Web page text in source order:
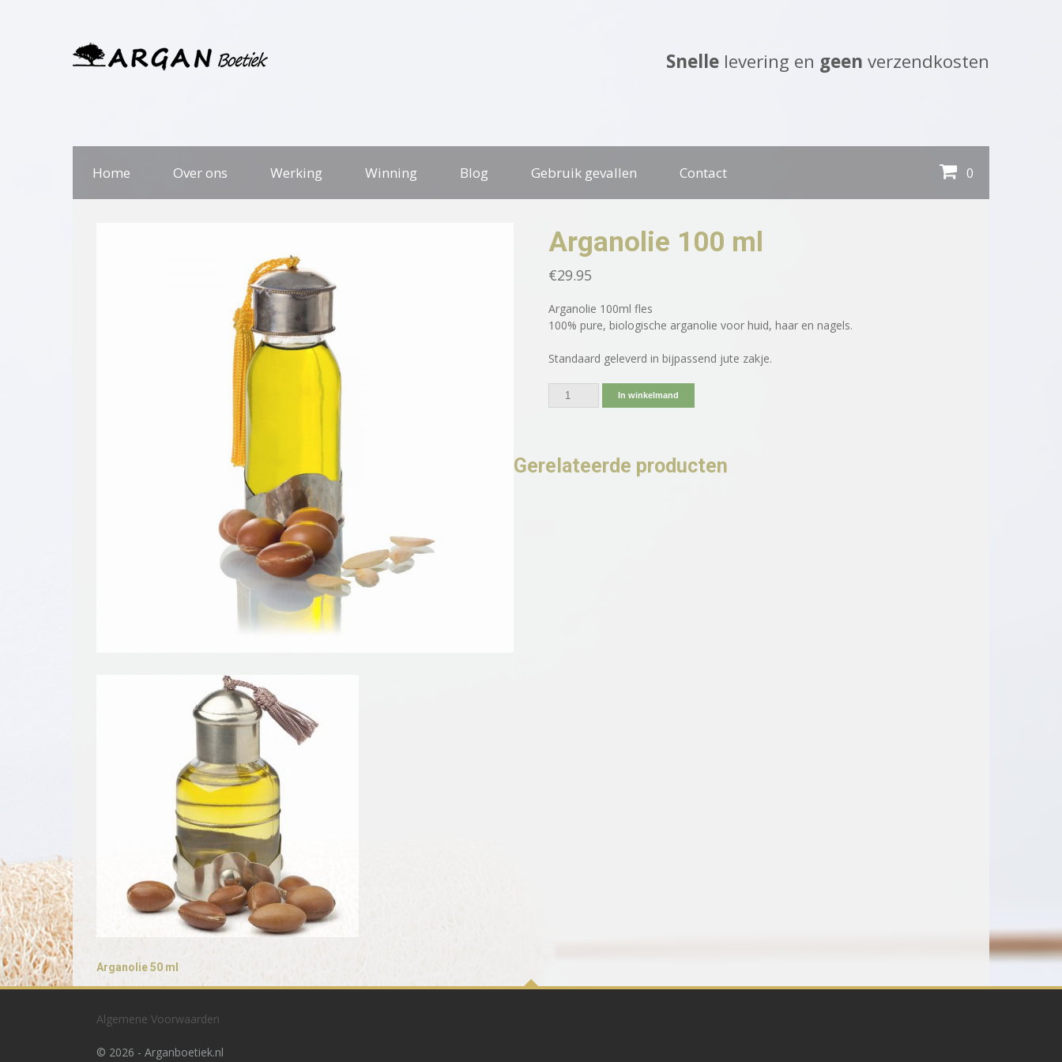
Snelle levering en geen verzendkosten
Home Over ons Werking Winning Blog Gebruik gevallen Contact 0
Arganolie 100 ml
€29.95
Arganolie 100ml fles
100% pure, biologische arganolie voor huid, haar en nagels.
Standaard geleverd in bijpassend jute zakje.
In winkelmand
Gerelateerde producten
Arganolie 50 ml
€17.95
Algemene Voorwaarden
© 2026 - Arganboetiek.nl